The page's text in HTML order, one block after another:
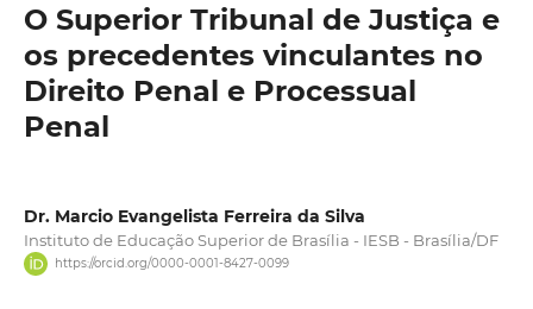
O Superior Tribunal de Justiça e
os precedentes vinculantes no
Direito Penal e Processual
Penal
Dr. Marcio Evangelista Ferreira da Silva
Instituto de Educação Superior de Brasília - IESB - Brasília/DF
https://orcid.org/0000-0001-8427-0099